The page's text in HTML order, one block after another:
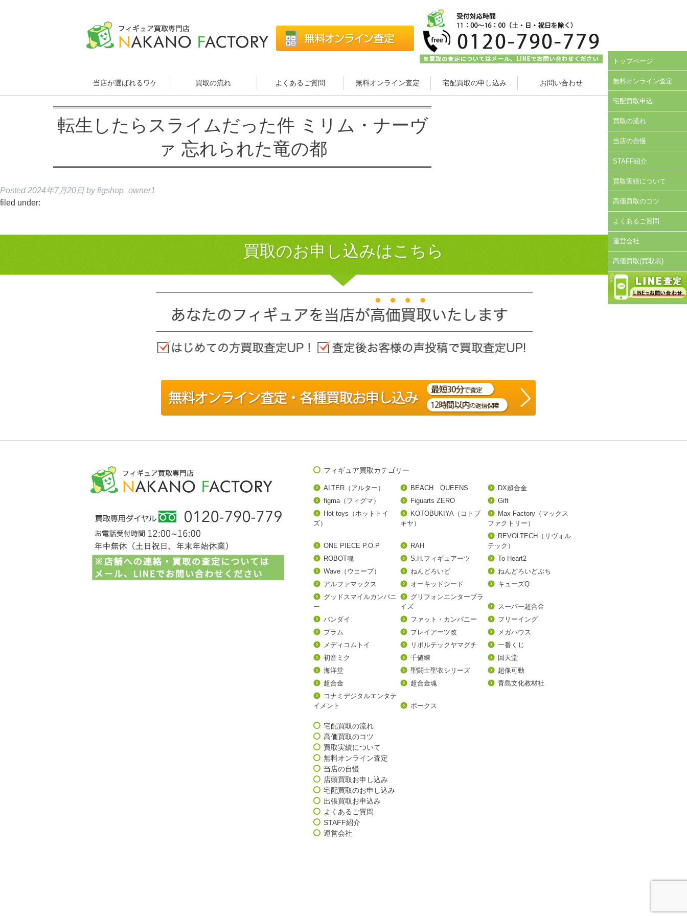
当店が選ばれるワケ 買取の流れ よくあるご質問 無料オンライン査定 宅配買取の申し込み お問い合わせ
転生したらスライムだった件 ミリム・ナーヴ
ァ 忘れられた竜の都
Posted 2024年7月20日 by figshop_owner1
filed under:
トップページ
無料オンライン査定
宅配買取申込
買取の流れ
当店の自慢
STAFF紹介
買取実績について
高価買取のコツ
よくあるご質問
運営会社
高価買取(買取表)
買取のお申し込みはこちら
フィギュア買取カテゴリー
ALTER（アルター） BEACH QUEENS
DX超合金
figma（フィグマ）
Figuarts ZERO
Gift
Hot toys（ホットトイ
ズ）
KOTOBUKIYA（コトブ
キヤ）
Max Factory（マックス
ファクトリー）
ONE PIECE P.O.P RAH
REVOLTECH（リヴォル
テック）
ROBOT魂
S.H.フィギュアーツ
To Heart2
Wave（ウェーブ）
ねんどろいど
ねんどろいどぷち
アルファマックス
オーキッドシード
キューズQ
グッドスマイルカンパニ
ー
グリフォンエンタープラ
イズ
スーパー超合金
バンダイ
ファット・カンパニー
フリーイング
プラム
プレイアーツ改
メガハウス
メディコムトイ
リボルテックヤマグチ
一番くじ
初音ミク
千値練
回天堂
海洋堂
聖闘士聖衣シリーズ
超像可動
超合金
超合金魂
青島文化教材社
コナミデジタルエンタテ
イメント
ボークス
宅配買取の流れ
高価買取のコツ
買取実績について
無料オンライン査定
当店の自慢
店頭買取お申し込み
宅配買取のお申し込み
出張買取お申込み
よくあるご質問
STAFF紹介
運営会社